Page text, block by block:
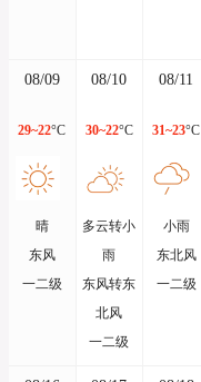
08/09
29~22°C
晴
东风
一二级
08/10
30~22°C
多云转小
雨
东风转东
北风
一二级
08/11
31~23°C
小雨
东北风
一二级